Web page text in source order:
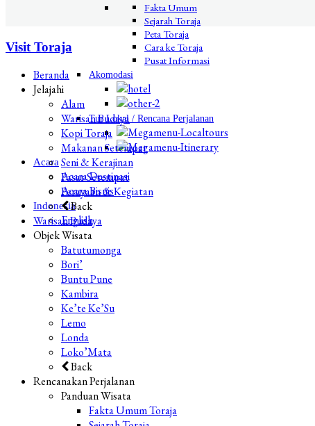
Fakta Umum
Sejarah Toraja
Peta Toraja
Cara ke Toraja
Pusat Informasi
Akomodasi
Tur Lokal / Rencana Perjalanan
Acara
Acara Destinasi
Acara Bisnis
Indonesia
English
Visit Toraja
Beranda
Jelajahi
Alam
Warisan Budaya
Kopi Toraja
Makanan Setempat
Seni & Kerajinan
Pasar Setempat
Perayaan & Kegiatan
Back
Warisan Budaya
Objek Wisata
Batutumonga
Bori’
Buntu Pune
Kambira
Ke’te Ke’Su
Lemo
Londa
Loko’Mata
Back
Rencanakan Perjalanan
Panduan Wisata
Fakta Umum Toraja